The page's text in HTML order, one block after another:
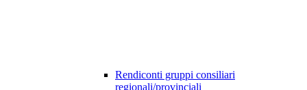
Rendiconti gruppi consiliari
regionali/provinciali